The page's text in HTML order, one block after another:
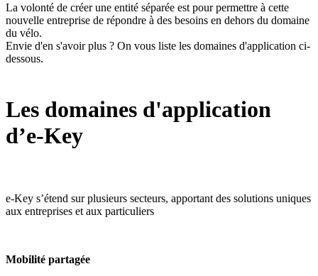
La volonté de créer une entité séparée est pour permettre à cette
nouvelle entreprise de répondre à des besoins en dehors du domaine
du vélo.
Envie d'en s'avoir plus ? On vous liste les domaines d'application ci-
dessous.
Les domaines d'application
d’e-Key
e-Key s’étend sur plusieurs secteurs, apportant des solutions uniques
aux entreprises et aux particuliers
Mobilité partagée